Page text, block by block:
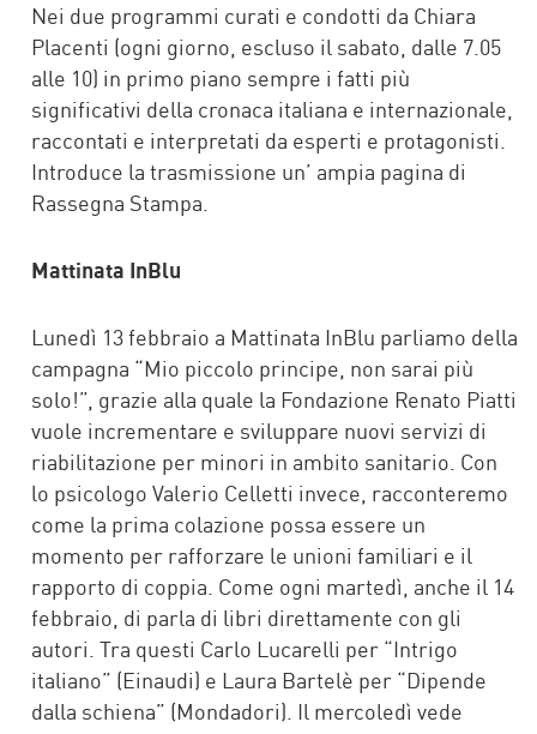
Nei due programmi curati e condotti da Chiara
Placenti (ogni giorno, escluso il sabato, dalle 7.05
alle 10) in primo piano sempre i fatti più
significativi della cronaca italiana e internazionale,
raccontati e interpretati da esperti e protagonisti.
Introduce la trasmissione un’ ampia pagina di
Rassegna Stampa.
Mattinata InBlu
Lunedì 13 febbraio a Mattinata InBlu parliamo della
campagna “Mio piccolo principe, non sarai più
solo!”, grazie alla quale la Fondazione Renato Piatti
vuole incrementare e sviluppare nuovi servizi di
riabilitazione per minori in ambito sanitario. Con
lo psicologo Valerio Celletti invece, racconteremo
come la prima colazione possa essere un
momento per rafforzare le unioni familiari e il
rapporto di coppia. Come ogni martedì, anche il 14
febbraio, di parla di libri direttamente con gli
autori. Tra questi Carlo Lucarelli per “Intrigo
italiano” (Einaudi) e Laura Bartelè per “Dipende
dalla schiena” (Mondadori). Il mercoledì vede